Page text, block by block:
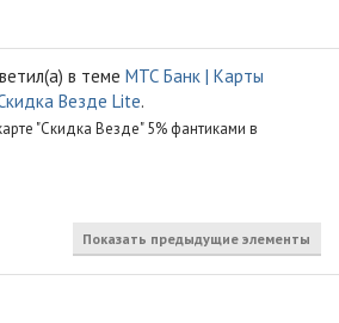
в теме МТС Банк | Карты
Везде Lite.
"Скидка Везде" 5% фантиками в
Показать предыдущие элементы